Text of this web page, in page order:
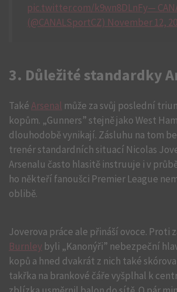
pic.twitter.com/k9wn8DLnFy—
(@CANALSportCZ) November 12,
3. Důležité standardky
TakéArsenal může za svůj poslední
kopům. „Gunners” stejně jako West
dlouhodobě vynikají. Zásluhu na tom
trenér standardních situací Nicolas
Arsenalu často hlasitě instruuje i v
ho někteří fanoušci Premier League
oblibě.
Joverova práce ale přináší ovoce. Proti
Burnley byli „Kanonýři” nebezpeční
kopů a hned dvakrát z nich také
takřka na brankové čáře vyšplhal k